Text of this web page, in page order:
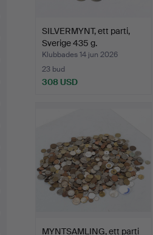
SILVERMYNT, ett parti,
Sverige 435 g.
Klubbades 14 jun 2026
23 bud
308 USD
MYNTSAMLING, ett parti